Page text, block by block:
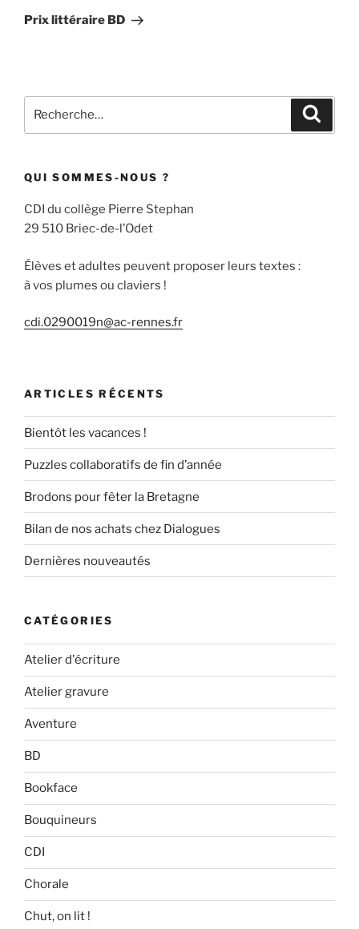
suivant
Prix littéraire BD
pour
QUI SOMMES-NOUS ?
CDI du collège Pierre Stephan
29 510 Briec-de-l’Odet
Élèves et adultes peuvent proposer leurs textes :
à vos plumes ou claviers !
cdi.0290019n@ac-rennes.fr
ARTICLES RÉCENTS
Bientôt les vacances !
Puzzles collaboratifs de fin d’année
Brodons pour fêter la Bretagne
Bilan de nos achats chez Dialogues
Dernières nouveautés
CATÉGORIES
Atelier d'écriture
Atelier gravure
Aventure
BD
Bookface
Bouquineurs
CDI
Chorale
Chut, on lit !